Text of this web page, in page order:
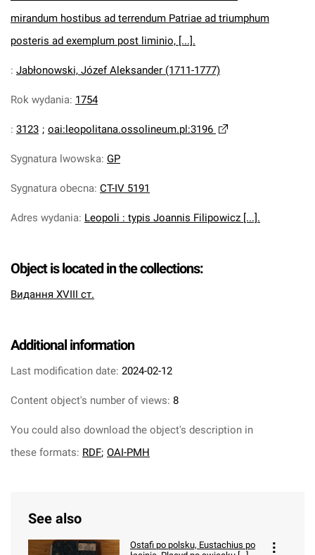
mirandum hostibus ad terrendum Patriae ad triumphum
posteris ad exemplum post liminio, [...].
: Jabłonowski, Józef Aleksander (1711-1777)
Rok wydania: 1754
: 3123 ; oai:leopolitana.ossolineum.pl:3196
Sygnatura lwowska: GP
Sygnatura obecna: CT-IV 5191
Adres wydania: Leopoli : typis Joannis Filipowicz [...].
Object is located in the collections:
Видання XVIII ст.
Additional information
Last modification date: 2024-02-12
Content object's number of views: 8
You could also download the object's description in
these formats: RDF; OAI-PMH
See also
Ostafi po polsku, Eustachius po